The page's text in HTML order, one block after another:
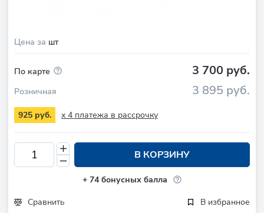
Цена за шт
По карте 3 700 руб.
Розничная 3 895 руб.
925 руб. x 4 платежа в рассрочку
В КОРЗИНУ
+ 74бонусных балла
Сравнить
В избранное